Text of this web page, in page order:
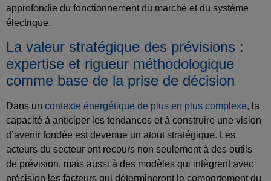
approfondie du fonctionnement du marché et du système
électrique.
La valeur stratégique des prévisions :
expertise et rigueur méthodologique
comme base de la prise de décision
Dans un contexte énergétique de plus en plus complexe, la
capacité à anticiper les tendances et à construire une vision
d’avenir fondée est devenue un atout stratégique. Les
acteurs du secteur ont recours non seulement à des outils
de prévision, mais aussi à des modèles qui intègrent avec
précision les facteurs qui détermineront le comportement du